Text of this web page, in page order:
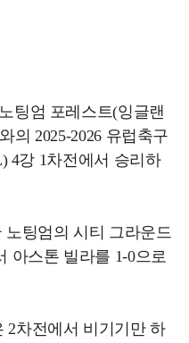
팅엄 포레스트(잉글랜
의 2025-2026 유럽축구
4강 1차전에서 승리하
노팅엄의 시티 그라운드
아스톤 빌라를 1-0으로
2차전에서 비기기만 하